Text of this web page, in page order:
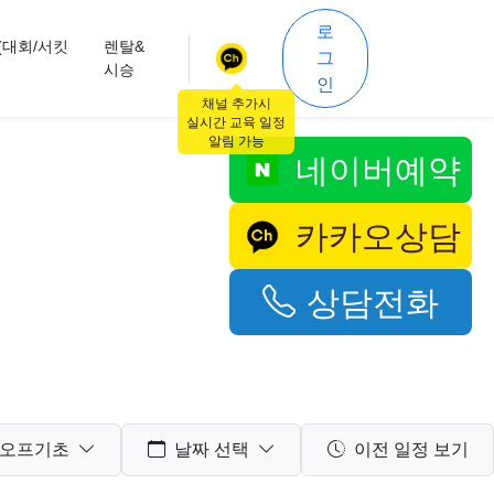
회/서킷
렌탈&
시승
로
그
인
네이버예약
카카오상담
상담전화
오프기초 날짜 선택 이전 일정 보기
채널 추가시
실시간 교육 일정
알림 가능